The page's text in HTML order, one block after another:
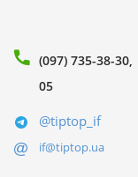
(097) 735-38-30
05
@tiptop_if
if@tiptop.ua